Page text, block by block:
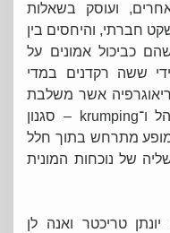
ועוסק בשאלות
חברתי, והיחסים בין
כביכול אמונים על
ששה רקדנים במדי
אשר משלבת
בין טקטיקות משטריות לבקרת קהל ו־krumping – סגנון
מתרחש בתוך חלל
של נוכחות המונית
טריכטר ואנה לן